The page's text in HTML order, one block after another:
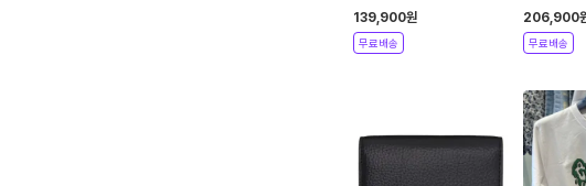
펜던트 목걸이 3컬러
139,900원
무료배송
206,900
무료배송